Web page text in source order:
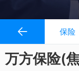
保险
万方保险(